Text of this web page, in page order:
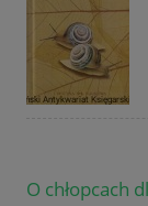
O chłopcach